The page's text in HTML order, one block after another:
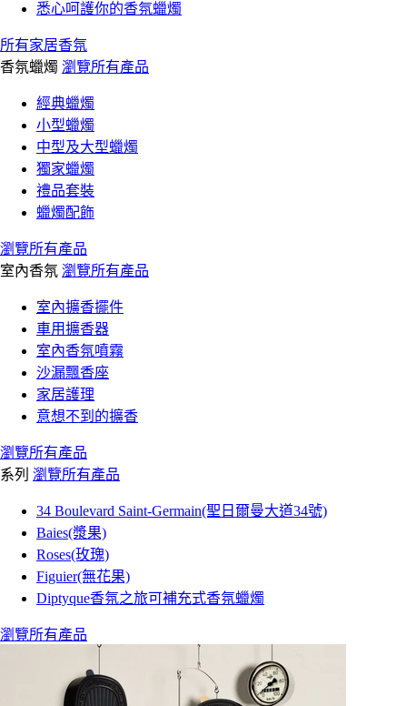
悉心呵護你的香氛蠟燭
所有家居香氛
香氛蠟燭 瀏覽所有產品
經典蠟燭
小型蠟燭
中型及大型蠟燭
獨家蠟燭
禮品套裝
蠟燭配飾
瀏覽所有產品
室內香氛 瀏覽所有產品
室內擴香擺件
車用擴香器
室內香氛噴霧
沙漏飄香座
家居護理
意想不到的擴香
瀏覽所有產品
系列 瀏覽所有產品
34 Boulevard Saint-Germain(聖日爾曼大道34號)
Baies(漿果)
Roses(玫瑰)
Figuier(無花果)
Diptyque香氛之旅可補充式香氛蠟燭
瀏覽所有產品